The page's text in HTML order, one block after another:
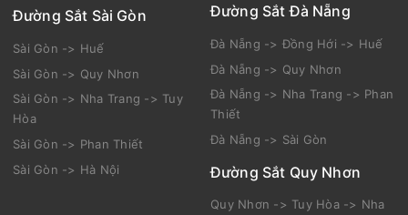
Đường Sắt Sài Gòn
Sài Gòn -> Huế
Sài Gòn -> Quy Nhơn
Sài Gòn -> Nha Trang -> Tuy
Hòa
Sài Gòn -> Phan Thiết
Sài Gòn -> Hà Nội
Đường Sắt Đà Nẵng
Đà Nẵng -> Đồng Hới -> Huế
Đà Nẵng -> Quy Nhơn
Đà Nẵng -> Nha Trang -> Phan
Thiết
Đà Nẵng -> Sài Gòn
Đường Sắt Quy Nhơn
Quy Nhơn -> Tuy Hòa -> Nha